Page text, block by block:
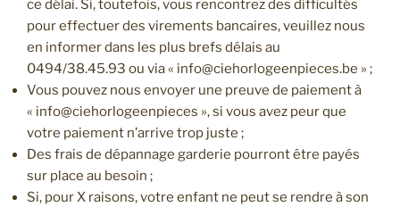
ce délai. Si, toutefois, vous rencontrez des difficultés
pour effectuer des virements bancaires, veuillez nous
en informer dans les plus brefs délais au
0494/38.45.93 ou via « info@ciehorlogeenpieces.be » ;
Vous pouvez nous envoyer une preuve de paiement à
« info@ciehorlogeenpieces », si vous avez peur que
votre paiement n’arrive trop juste ;
Des frais de dépannage garderie pourront être payés
sur place au besoin ;
Si, pour X raisons, votre enfant ne peut se rendre à son